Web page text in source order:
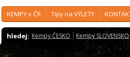
KEMPY v ČR Tipy na VÝLETY
hledej: Kempy ČESKO Kempy SLOVENSKO